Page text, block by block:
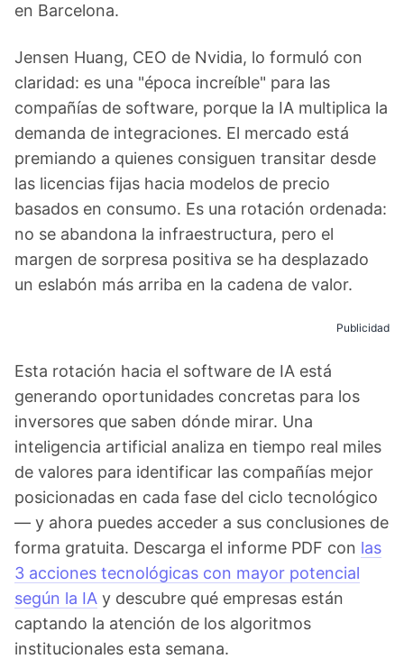
en Barcelona.
Jensen Huang, CEO de Nvidia, lo formuló con
claridad: es una "época increíble" para las
compañías de software, porque la IA multiplica la
demanda de integraciones. El mercado está
premiando a quienes consiguen transitar desde
las licencias fijas hacia modelos de precio
basados en consumo. Es una rotación ordenada:
no se abandona la infraestructura, pero el
margen de sorpresa positiva se ha desplazado
un eslabón más arriba en la cadena de valor.
Publicidad
Esta rotación hacia el software de IA está
generando oportunidades concretas para los
inversores que saben dónde mirar. Una
inteligencia artificial analiza en tiempo real miles
de valores para identificar las compañías mejor
posicionadas en cada fase del ciclo tecnológico
— y ahora puedes acceder a sus conclusiones de
forma gratuita. Descarga el informe PDF con las
3 acciones tecnológicas con mayor potencial
según la IA y descubre qué empresas están
captando la atención de los algoritmos
institucionales esta semana.